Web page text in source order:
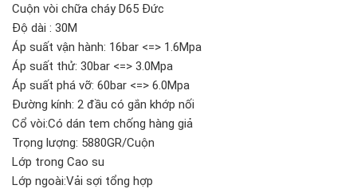
Cuộn vòi chữa cháy D65 Đức
Độ dài : 30M
Áp suất vận hành: 16bar <=> 1.6Mpa
Áp suất thử: 30bar <=> 3.0Mpa
Áp suất phá vỡ: 60bar <=> 6.0Mpa
Đường kính: 2 đầu có gắn khớp nối
Cổ vòi:Có dán tem chống hàng giả
Trọng lượng: 5880GR/Cuộn
Lớp trong Cao su
Lớp ngoài:Vải sợi tổng hợp